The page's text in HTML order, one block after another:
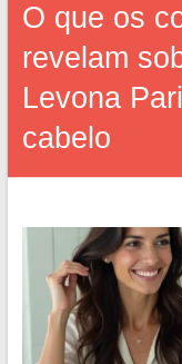
O que os
revelam
Levona
cabelo